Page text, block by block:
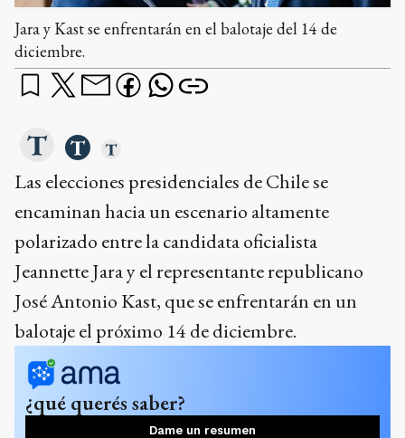
Jara y Kast se enfrentarán en el balotaje del 14 de
diciembre.
Las elecciones presidenciales de Chile se
encaminan hacia un escenario altamente
polarizado entre la candidata oficialista
Jeannette Jara y el representante republicano
José Antonio Kast, que se enfrentarán en un
balotaje el próximo 14 de diciembre.
¿qué querés saber?
Dame un resumen